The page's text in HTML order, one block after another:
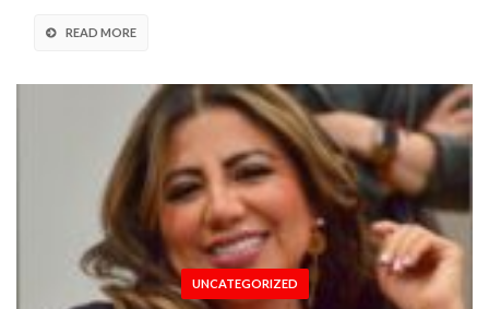
READ MORE
UNCATEGORIZED